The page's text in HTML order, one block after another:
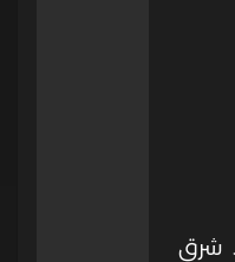
بلدة سلواد شرق